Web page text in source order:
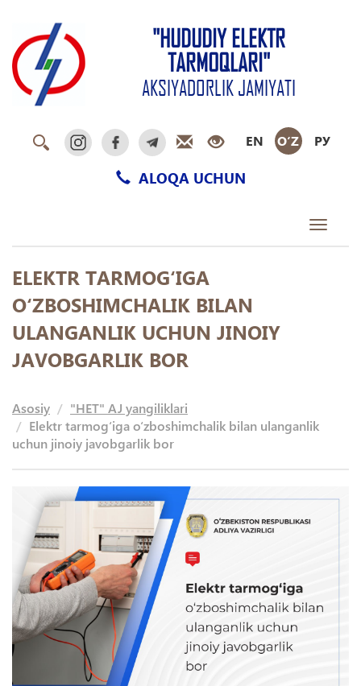
"HUDUDIY ELEKTR
TARMOQLARI"
AKSIYADORLIK JAMIYATI
EN O‘Z РУ
ALOQA UCHUN
Toggle
ELEKTR TARMOG‘IGA
O‘ZBOSHIMCHALIK BILAN
ULANGANLIK UCHUN JINOIY
JAVOBGARLIK BOR
Asosiy
"HET" AJ yangiliklari
Elektr tarmog‘iga o‘zboshimchalik bilan ulanganlik
uchun jinoiy javobgarlik bor